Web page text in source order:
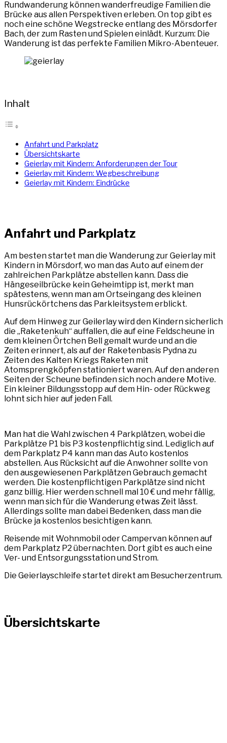
Rundwanderung können wanderfreudige Familien die
Brücke aus allen Perspektiven erleben. On top gibt es
noch eine schöne Wegstrecke entlang des Mörsdorfer
Bach, der zum Rasten und Spielen einlädt. Kurzum: Die
Wanderung ist das perfekte Familien Mikro-Abenteuer.
Inhalt
Anfahrt und Parkplatz
Übersichtskarte
Geierlay mit Kindern: Anforderungen der Tour
Geierlay mit Kindern: Wegbeschreibung
Geierlay mit Kindern: Eindrücke
Anfahrt und Parkplatz
Am besten startet man die Wanderung zur Geierlay mit
Kindern in Mörsdorf, wo man das Auto auf einem der
zahlreichen Parkplätze abstellen kann. Dass die
Hängeseilbrücke kein Geheimtipp ist, merkt man
spätestens, wenn man am Ortseingang des kleinen
Hunsrückörtchens das Parkleitsystem erblickt.
Auf dem Hinweg zur Geilerlay wird den Kindern sicherlich
die „Raketenkuh“ auffallen, die auf eine Feldscheune in
dem kleinen Örtchen Bell gemalt wurde und an die
Zeiten erinnert, als auf der Raketenbasis Pydna zu
Zeiten des Kalten Kriegs Raketen mit
Atomsprengköpfen stationiert waren. Auf den anderen
Seiten der Scheune befinden sich noch andere Motive.
Ein kleiner Bildungsstopp auf dem Hin- oder Rückweg
lohnt sich hier auf jeden Fall.
Man hat die Wahl zwischen 4 Parkplätzen, wobei die
Parkplätze P1 bis P3 kostenpflichtig sind. Lediglich auf
dem Parkplatz P4 kann man das Auto kostenlos
abstellen. Aus Rücksicht auf die Anwohner sollte von
den ausgewiesenen Parkplätzen Gebrauch gemacht
werden. Die kostenpflichtigen Parkplätze sind nicht
ganz billig. Hier werden schnell mal 10 € und mehr fällig,
wenn man sich für die Wanderung etwas Zeit lässt.
Allerdings sollte man dabei Bedenken, dass man die
Brücke ja kostenlos besichtigen kann.
Reisende mit Wohnmobil oder Campervan können auf
dem Parkplatz P2 übernachten. Dort gibt es auch eine
Ver- und Entsorgungsstation und Strom.
Die Geierlayschleife startet direkt am Besucherzentrum.
Übersichtskarte